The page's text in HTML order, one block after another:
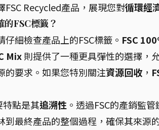
FSC Recycled產品，展現您對循環經
FSC標籤？
細檢查產品上的FSC標籤。 FSC
Mix則提供了一種更具彈性的選擇，
的要求。如果您特別關注資源回收 ，
特點是其追溯性 。透過FSC的產銷監
到最終產品的整個過程，確保其來源